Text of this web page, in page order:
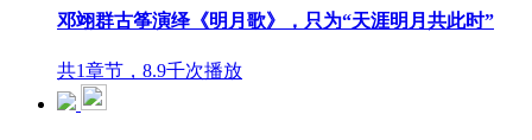
邓翊群古筝演绎《明月歌》，只为“天涯明月共此时”
共1章节，8.9千次播放